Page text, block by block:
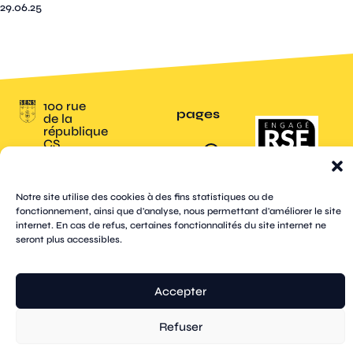
Notre site utilise des cookies à des fins statistiques ou de
fonctionnement, ainsi que d'analyse, nous permettant d'améliorer le site
internet. En cas de refus, certaines fonctionnalités du site internet ne
seront plus accessibles.
Accepter
Refuser
29.06.25
100 rue
de la
république
CS
Cedex
03 86 95
67 00
suivez-
nousfacebook
instagram
threads
tik
tok
whatsapp
linkedin
youtube
twitter
(X)
pages